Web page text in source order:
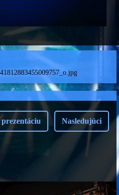
Nasledujúci